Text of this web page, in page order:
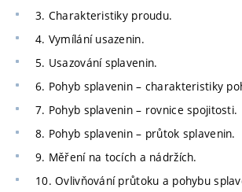
3. Charakteristiky proudu.
4. Vymílání usazenin.
5. Usazování splavenin.
6. Pohyb splavenin – charakteristiky
7. Pohyb splavenin – rovnice spojitosti.
8. Pohyb splavenin – průtok splavenin.
9. Měření na tocích a nádržích.
10. Ovlivňování průtoku a pohybu